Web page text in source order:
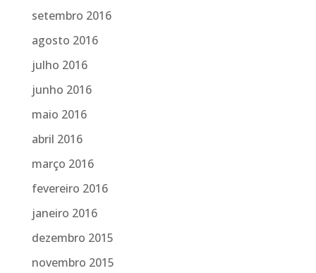
setembro 2016
agosto 2016
julho 2016
junho 2016
maio 2016
abril 2016
março 2016
fevereiro 2016
janeiro 2016
dezembro 2015
novembro 2015